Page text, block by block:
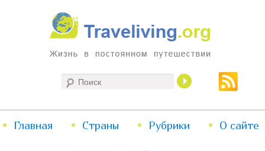
Traveliving
Жизнь в постоянном путешествии
меню
Перейти
Перейти
Главная Страны Рубрики О сайте